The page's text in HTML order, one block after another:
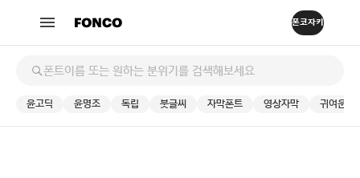
윤고딕 윤명조 독립 붓글씨 자막폰트 영상자막 귀여운